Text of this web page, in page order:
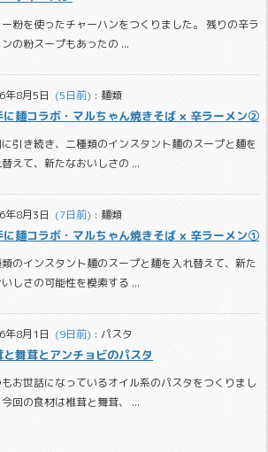
ー粉を使ったチャーハンをつくりました。 残りの辛ラ
の粉スープもあったの ...
年8月5日
  (5日前)
: 麺類
に麺コラボ・マルちゃん焼きそば × 辛ラーメン②
引き続き、二種類のインスタント麺のスープと麺を
替えて、新たなおいしさの ...
年8月3日
  (7日前)
: 麺類
に麺コラボ・マルちゃん焼きそば × 辛ラーメン①
のインスタント麺のスープと麺を入れ替えて、新た
しさの可能性を模索する ...
年8月1日
  (9日前)
: パスタ
と舞茸とアンチョビのパスタ
お世話になっているオイル系のパスタをつくりまし
回の食材は椎茸と舞茸、 ...